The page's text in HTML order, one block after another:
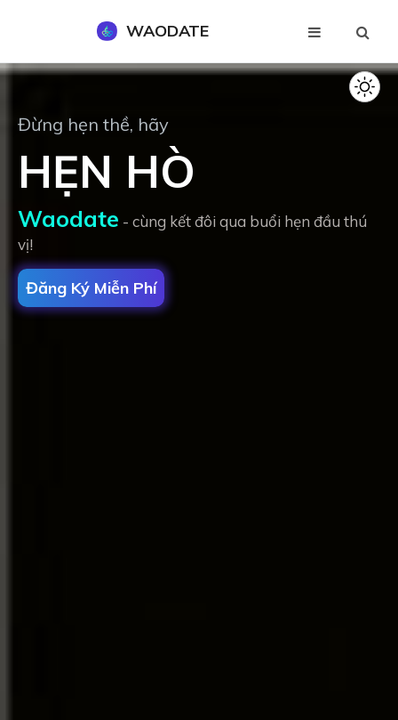
WAODATE
Đăng Ký Miễn Phí